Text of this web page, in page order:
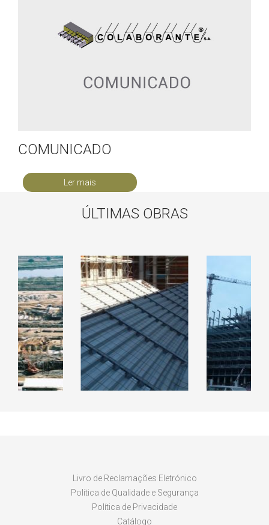
COMUNICADO
Ler mais
ÚLTIMAS OBRAS
EDIFICIO DO ISCAP
CICLO
DE
Livro de Reclamações Eletrónico
Política de Qualidade e Segurança
Política de Privacidade
Catálogo